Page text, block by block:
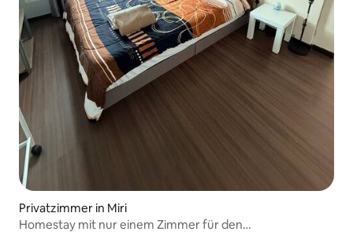
Privatzimmer in Miri
Homestay mit nur einem Zimmer für den